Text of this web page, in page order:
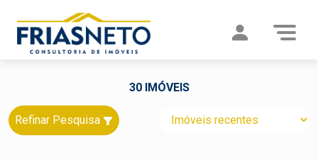
30 IMÓVEIS
Refinar Pesquisa